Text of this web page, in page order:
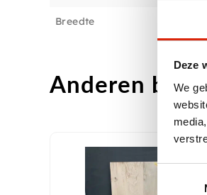
Deze
We
Breedte
Anderen